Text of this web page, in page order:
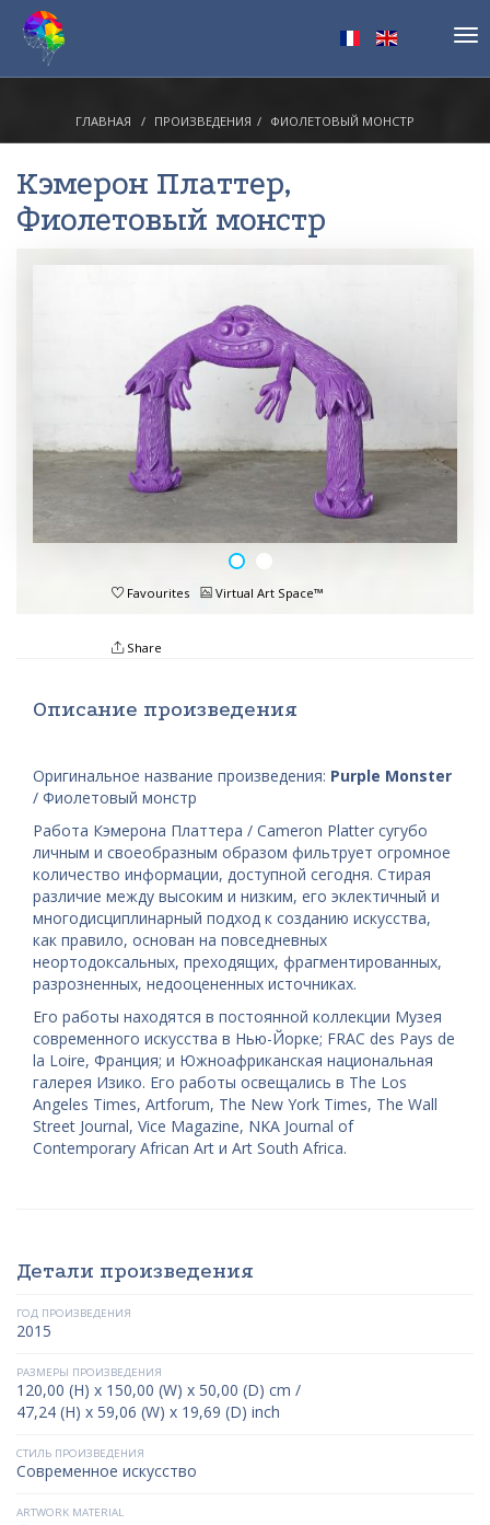
ГЛАВНАЯ ПРОИЗВЕДЕНИЯ ФИОЛЕТОВЫЙ МОНСТР
Кэмерон Платтер,
Фиолетовый монстр
Favourites Virtual Art Space™
Share
Описание произведения
Оригинальное название произведения: Purple Monster
/ Фиолетовый монстр
Работа Кэмерона Платтера / Cameron Platter сугубо
личным и своеобразным образом фильтрует огромное
количество информации, доступной сегодня. Стирая
различие между высоким и низким, его эклектичный и
многодисциплинарный подход к созданию искусства,
как правило, основан на повседневных
неортодоксальных, преходящих, фрагментированных,
разрозненных, недооцененных источниках.
Его работы находятся в постоянной коллекции Музея
современного искусства в Нью-Йорке; FRAC des Pays de
la Loire, Франция; и Южноафриканская национальная
галерея Изико. Его работы освещались в The Los
Angeles Times, Artforum, The New York Times, The Wall
Street Journal, Vice Magazine, NKA Journal of
Contemporary African Art и Art South Africa.
Детали произведения
ГОД ПРОИЗВЕДЕНИЯ
2015
РАЗМЕРЫ ПРОИЗВЕДЕНИЯ
120,00 (H) x 150,00 (W) x 50,00 (D) cm /
47,24 (H) x 59,06 (W) x 19,69 (D) inch
СТИЛЬ ПРОИЗВЕДЕНИЯ
Современное искусство
ARTWORK MATERIAL